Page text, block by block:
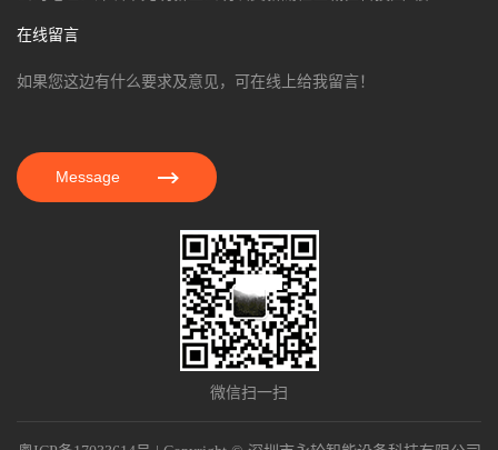
在线留言
如果您这边有什么要求及意见，可在线上给我留言！
Message
微信扫一扫